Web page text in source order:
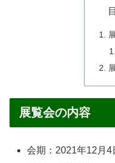
展覧会の内容
会期：2021年12月4